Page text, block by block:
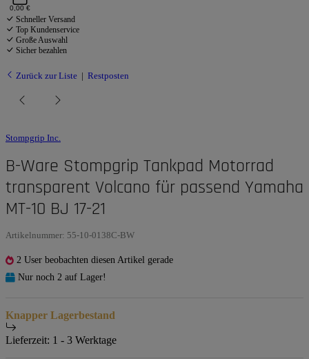
0,00 €
Schneller Versand
Top Kundenservice
Große Auswahl
Sicher bezahlen
Zurück zur Liste Restposten
Stompgrip Inc.
B-Ware Stompgrip Tankpad Motorrad
transparent Volcano für passend Yamaha
MT-10 BJ 17-21
Artikelnummer: 55-10-0138C-BW
2 User beobachten diesen Artikel gerade
Nur noch 2 auf Lager!
Knapper Lagerbestand
Lieferzeit: 1 - 3 Werktage